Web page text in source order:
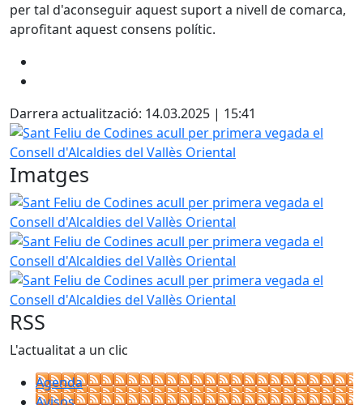
per tal d'aconseguir aquest suport a nivell de comarca,
aprofitant aquest consens polític.
Darrera actualització: 14.03.2025 | 15:41
Sant Feliu de Codines acull per primera vegada el
Imatges
Sant Feliu de Codines acull per primera vegada el
Sant Feliu de Codines acull per primera vegada el
Sant Feliu de Codines acull per primera vegada el
RSS
L'actualitat a un clic
Agenda